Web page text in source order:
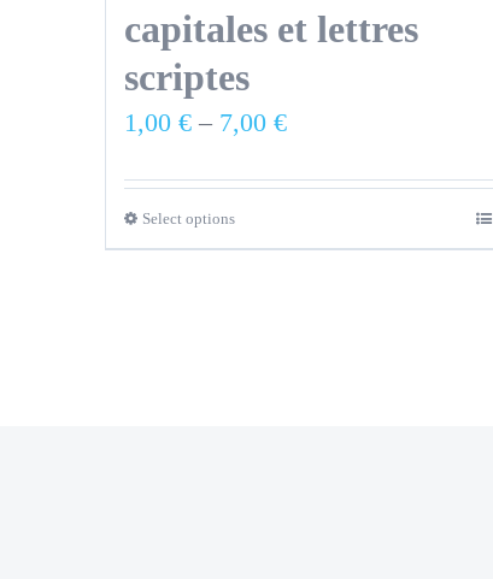
capitales et lettres
scriptes
1,00 € – 7,00 €
Select options